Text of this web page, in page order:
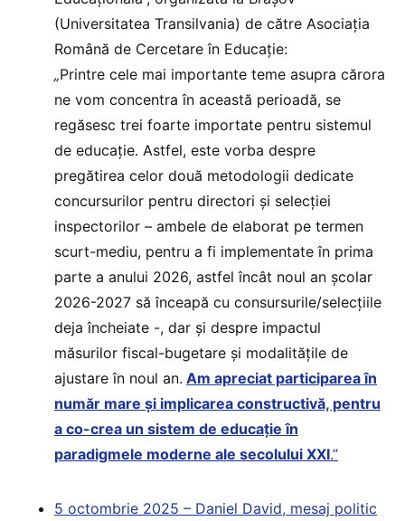
(Universitatea Transilvania) de către Asociația
Română de Cercetare în Educație:
„Printre cele mai importante teme asupra cărora
ne vom concentra în această perioadă, se
regăsesc trei foarte importate pentru sistemul
de educație. Astfel, este vorba despre
pregătirea celor două metodologii dedicate
concursurilor pentru directori și selecției
inspectorilor – ambele de elaborat pe termen
scurt-mediu, pentru a fi implementate în prima
parte a anului 2026, astfel încât noul an școlar
2026-2027 să înceapă cu consursurile/selecțiile
deja încheiate -, dar și despre impactul
măsurilor fiscal-bugetare și modalitățile de
ajustare în noul an. Am apreciat participarea în
număr mare și implicarea constructivă, pentru
a co-crea un sistem de educație în
paradigmele moderne ale secolului XXI.”
5 octombrie 2025 – Daniel David, mesaj politic